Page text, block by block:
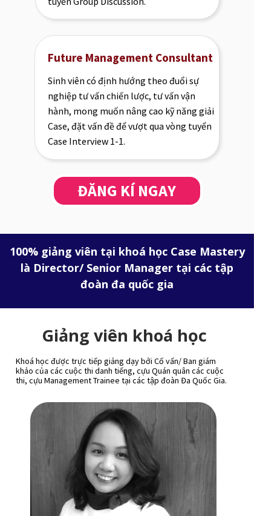
Sinh viên có định hướng theo đuổi sự
nghiệp tư vấn chiến lược, tư vấn vận
hành, mong muốn nâng cao kỹ năng giải
Case, đặt vấn đề để vượt qua vòng tuyển
Case Interview 1-1.
Future Management Consultant
ĐĂNG KÍ NGAY
100% giảng viên tại khoá học Case Mastery
là Director/ Senior Manager tại các tập
đoàn đa quốc gia
Giảng viên khoá học
Khoá học được trực tiếp giảng dạy bởi Cố vấn/ Ban giám
khảo của các cuộc thi danh tiếng, cựu Quán quân các cuộc
thi, cựu Management Trainee tại các tập đoàn Đa Quốc Gia.